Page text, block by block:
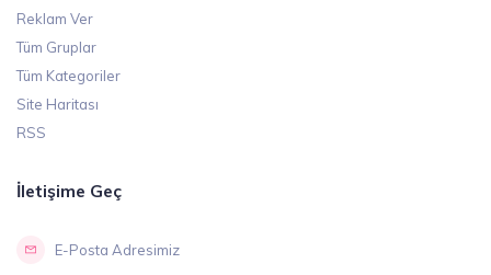
Reklam Ver
Tüm Gruplar
Tüm Kategoriler
Site Haritası
RSS
İletişime Geç
E-Posta Adresimiz